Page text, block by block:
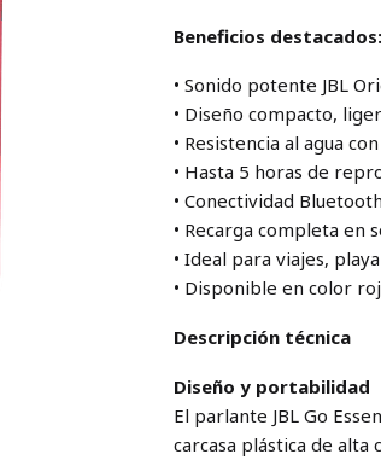
Beneficios destacados:
• Sonido potente JBL
• Diseño compacto,
• Resistencia al agua
• Hasta 5 horas de
• Conectividad
• Recarga completa en
• Ideal para viajes,
• Disponible en color
Descripción técnica
Diseño y portabilidad
El parlante JBL Go
carcasa plástica de